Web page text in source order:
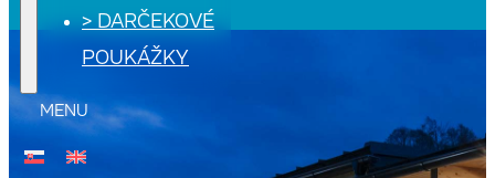
> DARČEKOVÉ
POUKÁŽKY
MENU